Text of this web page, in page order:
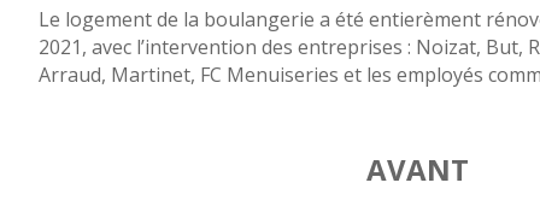
Le logement de la boulangerie a été entierèment
2021, avec l’intervention des entreprises : Noizat, But,
Arraud, Martinet, FC Menuiseries et les employés
AVANT